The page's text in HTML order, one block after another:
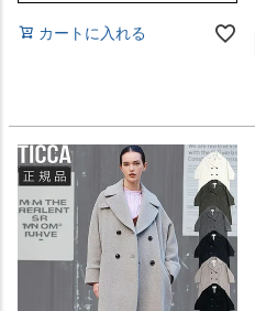
カートに入れる